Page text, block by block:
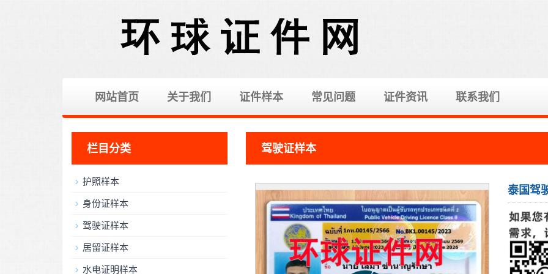
网站首页 关于我们 证件样本 常见问题 证件资讯 联系我们
驾驶证样本
泰国驾
栏目分类
护照样本
身份证样本
驾驶证样本
居留证样本
水电证明样本